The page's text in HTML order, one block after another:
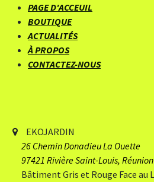
PAGE D'ACCEUIL
BOUTIQUE
ACTUALITÉS
À PROPOS
CONTACTEZ-NOUS
EKOJARDIN
26 Chemin Donadieu​ La Ouette
97421 Rivière Saint-Louis, Réunion
Bâtiment Gris et Rouge Face au